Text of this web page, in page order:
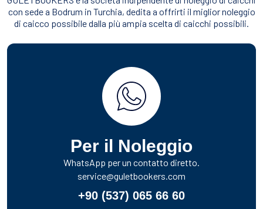
con sede a Bodrum in Turchia, dedita a offrirti il miglior noleggio
di caicco possibile dalla più ampia scelta di caicchi possibili.
Per il Noleggio
WhatsApp per un contatto diretto.
service@guletbookers.com
+90 (537) 065 66 60